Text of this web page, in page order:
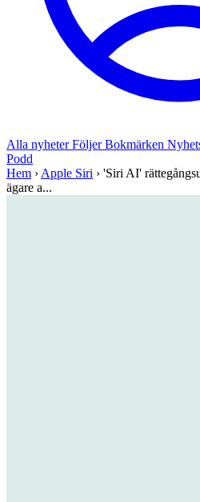
Alla nyheterFöljerBokmärken
Podd
Hem › Apple Siri › 'Siri AI'
ägare a...